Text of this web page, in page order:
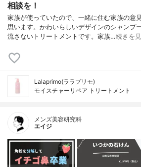
相談を！
家族が使っていたので、一緒に住む家族の意
思います。かわいらしいデザインのシャンプ
流さないトリートメントです。家族…続きを
Lalaprimo(ララプリモ)
モイスチャーリペア トリートメント
メンズ美容研究科
エイジ